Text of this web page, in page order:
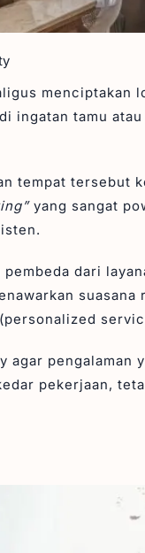
menciptakan
ingatan tamu
tempat tersebut
yang sangat
dari
suasana
pengalaman
pekerjaan,